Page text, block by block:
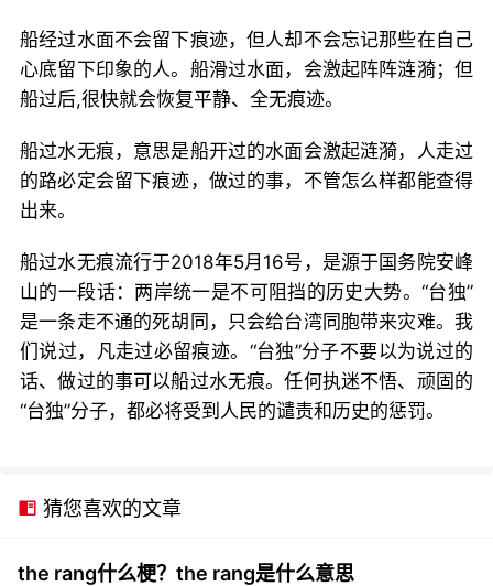
船经过水面不会留下痕迹，但人却不会忘记那些在自己
心底留下印象的人。船滑过水面，会激起阵阵涟漪；但
船过后,很快就会恢复平静、全无痕迹。
船过水无痕，意思是船开过的水面会激起涟漪，人走过
的路必定会留下痕迹，做过的事，不管怎么样都能查得
出来。
船过水无痕流行于2018年5月16号，是源于国务院安峰
山的一段话：两岸统一是不可阻挡的历史大势。“台独”
是一条走不通的死胡同，只会给台湾同胞带来灾难。我
们说过，凡走过必留痕迹。“台独”分子不要以为说过的
话、做过的事可以船过水无痕。任何执迷不悟、顽固的
“台独”分子，都必将受到人民的谴责和历史的惩罚。
猜您喜欢的文章
the rang什么梗？the rang是什么意思